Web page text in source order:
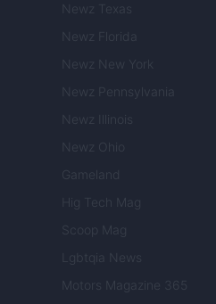
Newz Texas
Newz Florida
Newz New York
Newz Pennsylvania
Newz Illinois
Newz Ohio
Gameland
Hig Tech Mag
Scoop Mag
Lgbtqia News
Motors Magazine 365